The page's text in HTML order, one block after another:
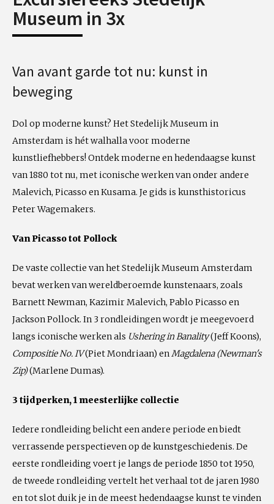
Museum in 3x
Van avant garde tot nu: kunst in
beweging
Dol op moderne kunst? Het Stedelijk Museum in
Amsterdam is hét walhalla voor moderne
kunstliefhebbers! Ontdek moderne en hedendaagse kunst
van 1880 tot nu, met iconische werken van onder andere
Malevich, Picasso en Kusama. Je gids is kunsthistoricus
Peter Wagemakers.
Van Picasso tot Pollock
De vaste collectie van het Stedelijk Museum Amsterdam
bevat werken van wereldberoemde kunstenaars, zoals
Barnett Newman, Kazimir Malevich, Pablo Picasso en
Jackson Pollock. In 3 rondleidingen wordt je meegevoerd
langs iconische werken als Ushering in Banality(Jeff Koons),
Compositie No. IV(Piet Mondriaan) enMagdalena (Newman's
Zip)(Marlene Dumas).
3 tijdperken, 1 meesterlijke collectie
Iedere rondleiding belicht een andere periode en biedt
verrassende perspectieven op de kunstgeschiedenis. De
eerste rondleiding voert je langs de periode 1850 tot 1950,
de tweede rondleiding vertelt het verhaal tot de jaren 1980
en tot slot duik je in de meest hedendaagse kunst te vinden